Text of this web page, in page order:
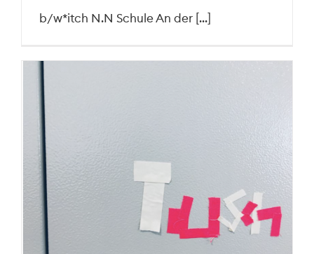
b/w*itch N.N Schule An der [...]